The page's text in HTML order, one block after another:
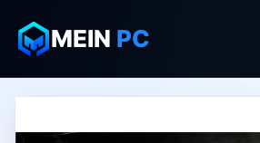
MEIN PC